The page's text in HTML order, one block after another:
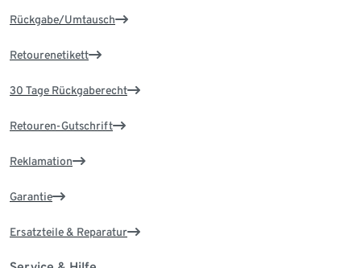
Rückgabe/Umtausch
Retourenetikett
30 Tage Rückgaberecht
Retouren-Gutschrift
Reklamation
Garantie
Ersatzteile & Reparatur